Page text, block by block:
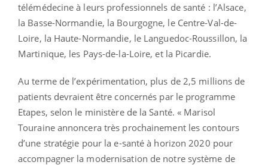
télémédecine à leurs professionnels de santé : l’Alsace,
la Basse-Normandie, la Bourgogne, le Centre-Val-de-
Loire, la Haute-Normandie, le Languedoc-Roussillon, la
Martinique, les Pays-de-la-Loire, et la Picardie.
Au terme de l’expérimentation, plus de 2,5 millions de
patients devraient être concernés par le programme
Etapes, selon le ministère de la Santé. « Marisol
Touraine annoncera très prochainement les contours
d’une stratégie pour la e-santé à horizon 2020 pour
accompagner la modernisation de notre système de